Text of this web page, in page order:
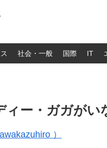
社会・一般 国際 IT
ィー・ガガがい
）